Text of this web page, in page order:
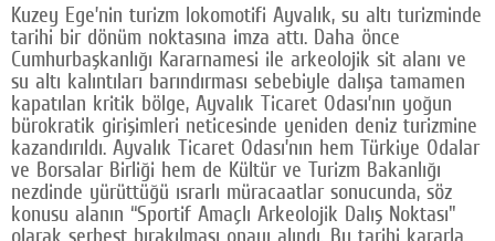
Kuzey Ege’nin turizm lokomotifi Ayvalık, su altı turizminde
tarihi bir dönüm noktasına imza attı. Daha önce
Cumhurbaşkanlığı Kararnamesi ile arkeolojik sit alanı ve
su altı kalıntıları barındırması sebebiyle dalışa tamamen
kapatılan kritik bölge, Ayvalık Ticaret Odası’nın yoğun
bürokratik girişimleri neticesinde yeniden deniz turizmine
kazandırıldı. Ayvalık Ticaret Odası’nın hem Türkiye Odalar
ve Borsalar Birliği hem de Kültür ve Turizm Bakanlığı
nezdinde yürüttüğü ısrarlı müracaatlar sonucunda, söz
konusu alanın “Sportif Amaçlı Arkeolojik Dalış Noktası"